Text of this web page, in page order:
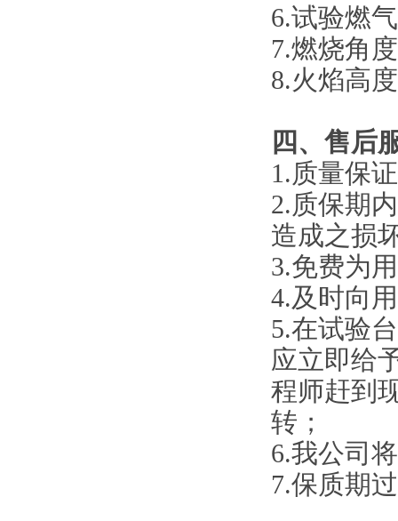
6.试验燃
7.燃烧角
8.火焰高
四、 售后
1.质量保
2.质保期
造成之损
3.免费为
4.及时向
5.在试验
应立即给
程师赶到
转；
6.我公司
7.保质期